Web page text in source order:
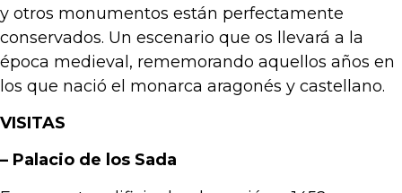
y otros monumentos están perfectamente
conservados. Un escenario que os llevará a la
época medieval, rememorando aquellos años en
los que nació el monarca aragonés y castellano.
VISITAS
– Palacio de los Sada